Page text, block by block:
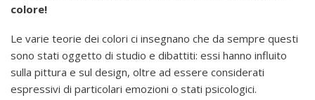
colore!
Le varie teorie dei colori ci insegnano che da sempre questi
sono stati oggetto di studio e dibattiti: essi hanno influito
sulla pittura e sul design, oltre ad essere considerati
espressivi di particolari emozioni o stati psicologici.